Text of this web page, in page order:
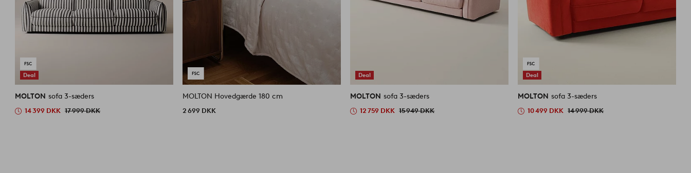
Deal
MOLTON sofa 3-sæders
14 399 DKK 17 999 DKK
MOLTON Hovedgærde 180 cm
2 699 DKK
Deal
MOLTON sofa 3-sæders
12 759 DKK 15 949 DKK
Deal
MOLTON sofa 3-sæders
10 499 DKK 14 999 DKK